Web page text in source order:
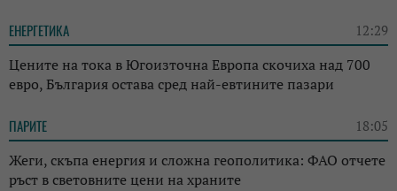
ЕНЕРГЕТИКА 12:29
Цените на тока в Югоизточна Европа скочиха над 700
евро, България остава сред най-евтините пазари
ПАРИТЕ 18:05
Жеги, скъпа енергия и сложна геополитика: ФАО отчете
ръст в световните цени на храните